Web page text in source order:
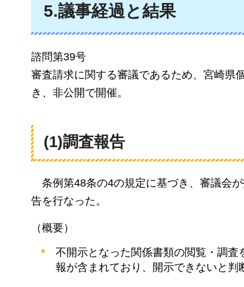
5.議事経過と結果
諮問第39号
審査請求に関する審議であるため、宮崎県
き、非公開で開催。
(1)調査報告
条例第48条の4の規定に基づき、審議会
告を行なった。
（概要）
不開示となった関係書類の閲覧・調
報が含まれており、開示できないと判